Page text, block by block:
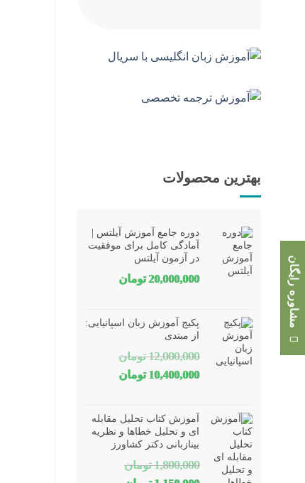
بهترین محصولات
دوره جامع آموزش آیلتس |
آمادگی کامل برای موفقیت
در آزمون آیلتس
20,000,000 تومان
پکیج آموزش زبان اسپانیایی:
از مبتدی
12,000,000 تومان
قیمت
بود.
10,400,000 تومان
است.
آموزش کتاب تحلیل مقابله
ای و تحلیل خطاها و نظریه
بینازبانی دکتر کشاورز
1,800,000 تومان
مشاوره رایگان